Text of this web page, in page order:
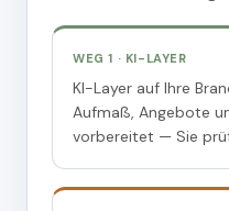
WEG 1 · KI-LAYER
KI-Layer auf Ihre
Aufmaß, Angebote
vorbereitet — Sie